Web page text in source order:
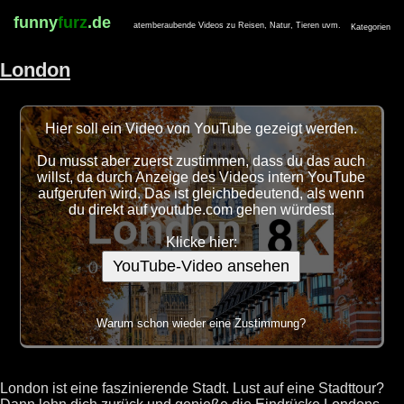
funnyfurz.de atemberaubende Videos zu Reisen, Natur, Tieren uvm. Kategorien
London
Hier soll ein Video von YouTube gezeigt werden.
Du musst aber zuerst zustimmen, dass du das auch
willst, da durch Anzeige des Videos intern YouTube
aufgerufen wird. Das ist gleichbedeutend, als wenn
du direkt auf youtube.com gehen würdest.
Klicke hier:
YouTube-Video ansehen
Warum schon wieder eine Zustimmung?
London ist eine faszinierende Stadt. Lust auf eine Stadttour?